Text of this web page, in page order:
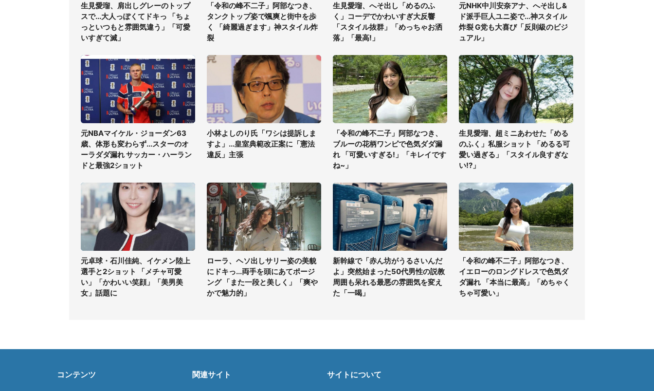
生見愛瑠、肩出しグレーのトップ
スで...大人っぽくてドキっ 「ちょ
っといつもと雰囲気違う」「可愛
いすぎて滅」
「令和の峰不二子」阿部なつき、
タンクトップ姿で颯爽と街中を歩
く 「綺麗過ぎます」神スタイル炸
裂
生見愛瑠、へそ出し「めるのふ
く」コーデでかわいすぎ大反響
「スタイル抜群」「めっちゃお洒
落」「最高!」
元NHK中川安奈アナ、へそ出し&
ド派手巨人ユニ姿で...神スタイル
炸裂 G党も大喜び「反則級のビジ
ュアル」
元NBAマイケル・ジョーダン63
歳、体形も変わらず...スターのオ
ーラダダ漏れ サッカー・ハーラン
ドと最強2ショット
小林よしのり氏「ワシは提訴しま
すよ」...皇室典範改正案に「憲法
違反」主張
「令和の峰不二子」阿部なつき、
ブルーの花柄ワンピで色気ダダ漏
れ 「可愛いすぎる!」「キレイです
ね~」
生見愛瑠、超ミニあわせた「める
のふく」私服ショット 「めるる可
愛い過ぎる」「スタイル良すぎな
い!?」
元卓球・石川佳純、イケメン陸上
選手と2ショット 「メチャ可愛
い」「かわいい笑顔」「美男美
女」話題に
ローラ、ヘソ出しサリー姿の美貌
にドキっ...両手を頭にあてポージ
ング 「また一段と美しく」「爽や
かで魅力的」
新幹線で「赤ん坊がうるさいんだ
よ」突然始まった50代男性の説教
周囲も呆れる最悪の雰囲気を変え
た「一喝」
「令和の峰不二子」阿部なつき、
イエローのロングドレスで色気ダ
ダ漏れ 「本当に最高」「めちゃく
ちゃ可愛い」
コンテンツ 関連サイト サイトについて